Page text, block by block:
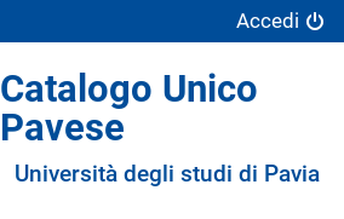
Accedi
Catalogo Unico
Pavese
Università degli studi di Pavia